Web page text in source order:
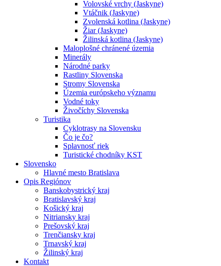
Volovské vrchy (Jaskyne)
Vtáčnik (Jaskyne)
Zvolenská kotlina (Jaskyne)
Žiar (Jaskyne)
Žilinská kotlina (Jaskyne)
Maloplošné chránené územia
Minerály
Národné parky
Rastliny Slovenska
Stromy Slovenska
Územia európskeho významu
Vodné toky
Živočíchy Slovenska
Turistika
Cyklotrasy na Slovensku
Čo je čo?
Splavnosť riek
Turistické chodníky KST
Slovensko
Hlavné mesto Bratislava
Opis Regiónov
Banskobystrický kraj
Bratislavský kraj
Košický kraj
Nitriansky kraj
Prešovský kraj
Trenčiansky kraj
Trnavský kraj
Žilinský kraj
Kontakt